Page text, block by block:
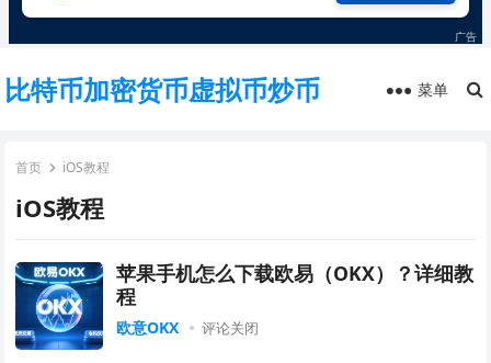
比特币加密货币虚拟币炒币 菜单
首页 iOS教程
iOS教程
苹果手机怎么下载欧易（OKX）？详细教
程
欧意OKX 评论关闭